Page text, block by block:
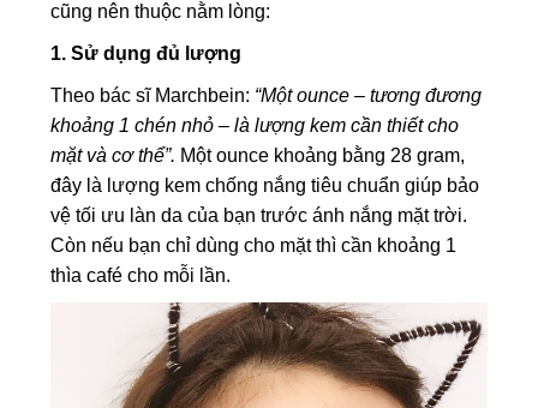
cũng nên thuộc nằm lòng:
1. Sử dụng đủ lượng
Theo bác sĩ Marchbein: “Một ounce – tương đương
khoảng 1 chén nhỏ – là lượng kem cần thiết cho
mặt và cơ thể”. Một ounce khoảng bằng 28 gram,
đây là lượng kem chống nắng tiêu chuẩn giúp bảo
vệ tối ưu làn da của bạn trước ánh nắng mặt trời.
Còn nếu bạn chỉ dùng cho mặt thì cần khoảng 1
thìa café cho mỗi lần.